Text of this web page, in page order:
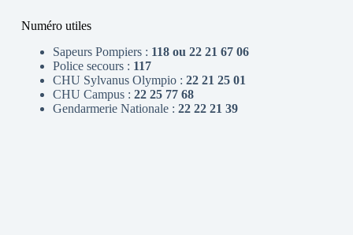
Numéro utiles
Sapeurs Pompiers : 118 ou 22 21 67 06
Police secours : 117
CHU Sylvanus Olympio : 22 21 25 01
CHU Campus : 22 25 77 68
Gendarmerie Nationale : 22 22 21 39